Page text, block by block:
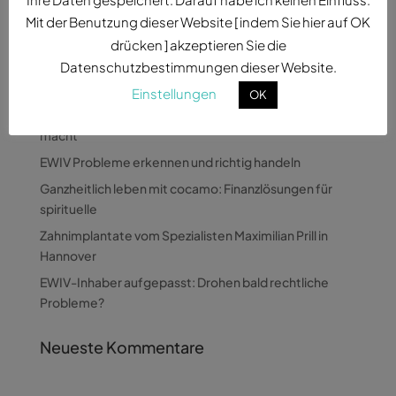
Neueste Beiträge
macht
EWIV Probleme erkennen und richtig handeln
Ganzheitlich leben mit cocamo: Finanzlösungen für
spirituelle
Zahnimplantate vom Spezialisten Maximilian Prill in
Hannover
EWIV-Inhaber aufgepasst: Drohen bald rechtliche
Probleme?
Neueste Kommentare
Mit der Benutzung dieser Website [ indem Sie hier auf OK
drücken ] akzeptieren Sie die
Datenschutzbestimmungen dieser Website.
Einstellungen
OK